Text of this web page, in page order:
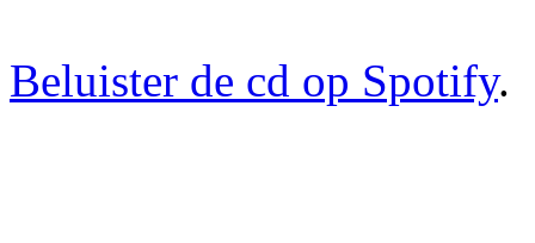
Beluister de cd op Spotify.